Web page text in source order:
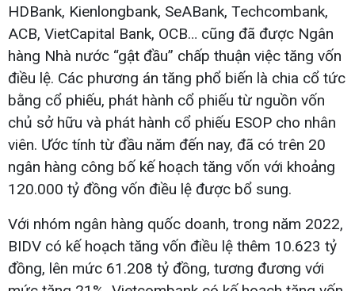
HDBank, Kienlongbank, SeABank, Techcombank,
ACB, VietCapital Bank, OCB… cũng đã được Ngân
hàng Nhà nước “gật đầu” chấp thuận việc tăng vốn
điều lệ. Các phương án tăng phổ biến là chia cổ tức
bằng cổ phiếu, phát hành cổ phiếu từ nguồn vốn
chủ sở hữu và phát hành cổ phiếu ESOP cho nhân
viên. Ước tính từ đầu năm đến nay, đã có trên 20
ngân hàng công bố kế hoạch tăng vốn với khoảng
120.000 tỷ đồng vốn điều lệ được bổ sung.
Với nhóm ngân hàng quốc doanh, trong năm 2022,
BIDV có kế hoạch tăng vốn điều lệ thêm 10.623 tỷ
đồng, lên mức 61.208 tỷ đồng, tương đương với